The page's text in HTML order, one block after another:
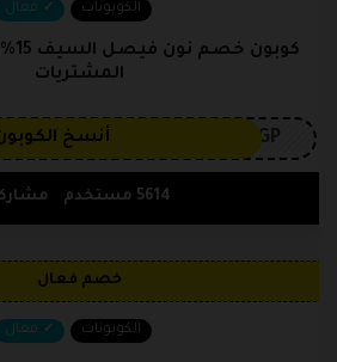
الكوبونات فعال
المشتريات
3GP أنسخ
5614 مستخدم
خصم فعال
الكوبونات فعال